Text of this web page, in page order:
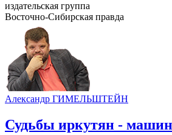
издательская группа
Восточно-Сибирская правда
Александр ГИМЕЛЬШТЕЙН
Судьбы иркутян -